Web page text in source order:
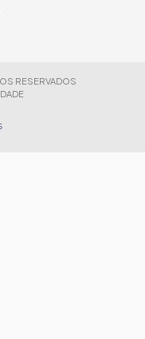
RESERVADOS